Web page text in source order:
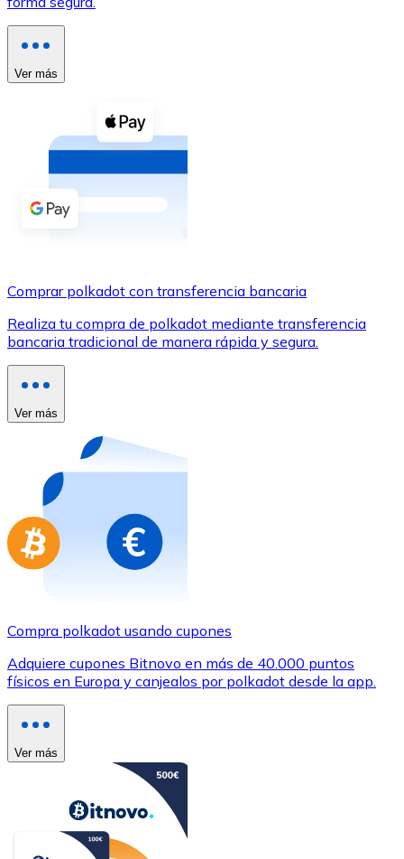
Efectivo
Comprar con efectivo
Transferencia SEPA
Añade fondos a tu cuenta Bitnovo o realiza compras
Utiliza tarjetas Visa y Mastercard para comprar
Comprar con tarjeta
Tienda - Tarjetas regalo
Compra tarjetas regalo de tus marcas favoritas con
Ir a la tienda de tarjetas regalo
Ver más
Comprar polkadot con transferencia bancaria
Realiza tu compra de polkadot mediante transferencia
bancaria tradicional de manera rápida y segura.
Ver más
Compra polkadot usando cupones
Adquiere cupones Bitnovo en más de 40.000 puntos
físicos en Europa y canjealos por polkadot desde la app.
Ver más